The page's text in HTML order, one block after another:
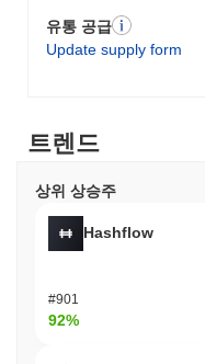
유통 공급
Update supply form
트렌드
상위 상승주
Hashflow
#901
92%